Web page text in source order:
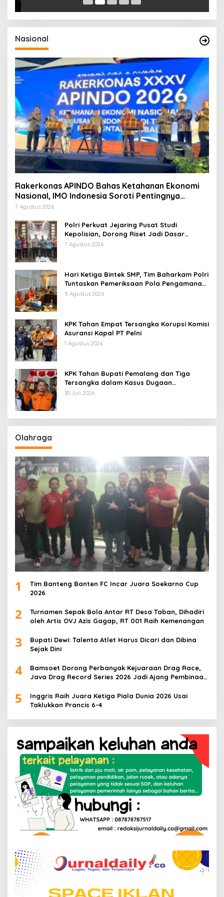
Nasional
Rakerkonas APINDO Bahas Ketahanan Ekonomi
Nasional, IMO Indonesia Soroti Pentingnya
Kolaborasi Lintas Sektor
7 Agustus 2026
Polri Perkuat Jejaring Pusat Studi
Kepolisian, Dorong Riset Jadi Dasar
Kebijakan dan Inovasi
7 Agustus 2026
Hari Ketiga Bintek SMP, Tim Baharkam Polri
Tuntaskan Pemeriksaan Pola Pengamanan
Pertamina Patra Niaga Jabar
5 Agustus 2026
KPK Tahan Empat Tersangka Korupsi Komisi
Asuransi Kapal PT Pelni
1 Agustus 2026
KPK Tahan Bupati Pemalang dan Tiga
Tersangka dalam Kasus Dugaan
Pemerasan
30 Juli 2026
Olahraga
1
Tim Banteng Banten FC Incar Juara Soekarno Cup
2026
2
Turnamen Sepak Bola Antar RT Desa Taban, Dihadiri
oleh Artis OVJ Azis Gagap, RT 001 Raih Kemenangan
3
Bupati Dewi: Talenta Atlet Harus Dicari dan Dibina
Sejak Dini
4
Bamsoet Dorong Perbanyak Kejuaraan Drag Race,
Java Drag Record Series 2026 Jadi Ajang Pembinaan
5
Inggris Raih Juara Ketiga Piala Dunia 2026 Usai
Taklukkan Prancis 6-4